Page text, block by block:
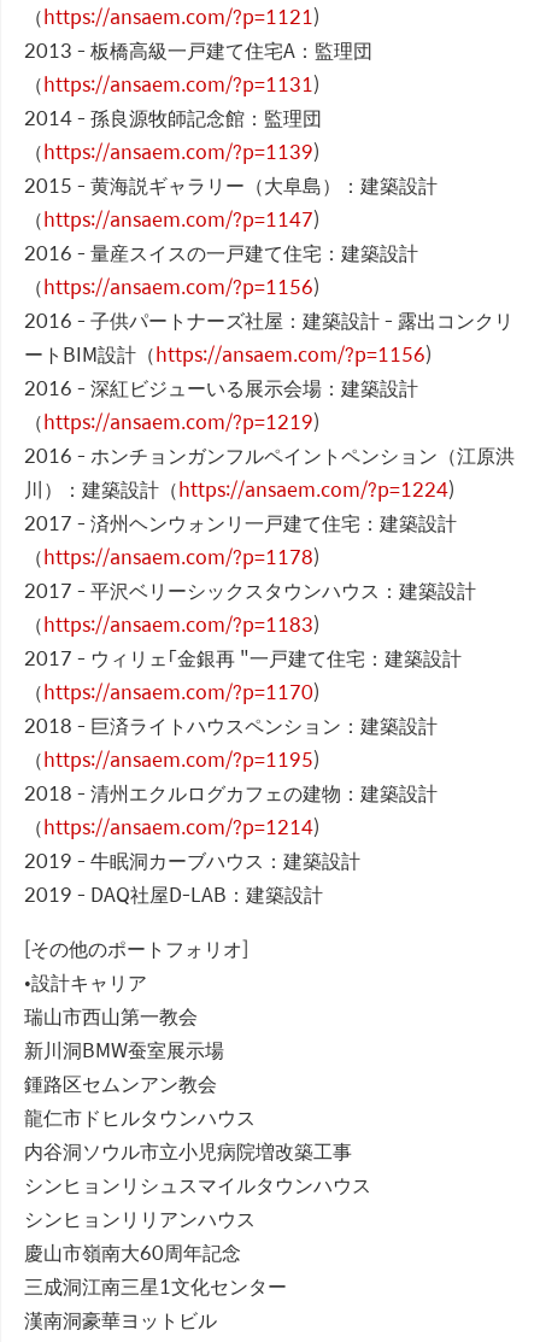
（https://ansaem.com/?p=1121)
2013 - 板橋高級一戸建て住宅A：監理団
（https://ansaem.com/?p=1131)
2014 - 孫良源牧師記念館：監理団
（https://ansaem.com/?p=1139)
2015 - 黄海説ギャラリー（大阜島）：建築設計
（https://ansaem.com/?p=1147)
2016 - 量産スイスの一戸建て住宅：建築設計
（https://ansaem.com/?p=1156)
2016 - 子供パートナーズ社屋：建築設計 - 露出コンクリ
ートBIM設計（https://ansaem.com/?p=1156)
2016 - 深紅ビジューいる展示会場：建築設計
（https://ansaem.com/?p=1219)
2016 - ホンチョンガンフルペイントペンション（江原洪
川）：建築設計（https://ansaem.com/?p=1224)
2017 - 済州ヘンウォンリ一戸建て住宅：建築設計
（https://ansaem.com/?p=1178)
2017 - 平沢ベリーシックスタウンハウス：建築設計
（https://ansaem.com/?p=1183)
2017 - ウィリェ「金銀再 "一戸建て住宅：建築設計
（https://ansaem.com/?p=1170)
2018 - 巨済ライトハウスペンション：建築設計
（https://ansaem.com/?p=1195)
2018 - 清州エクルログカフェの建物：建築設計
（https://ansaem.com/?p=1214)
2019 - 牛眠洞カーブハウス：建築設計
2019 - DAQ社屋D-LAB：建築設計
[その他のポートフォリオ]
•設計キャリア
瑞山市西山第一教会
新川洞BMW蚕室展示場
鍾路区セムンアン教会
龍仁市ドヒルタウンハウス
内谷洞ソウル市立小児病院増改築工事
シンヒョンリシュスマイルタウンハウス
シンヒョンリリアンハウス
慶山市嶺南大60周年記念
三成洞江南三星1文化センター
漢南洞豪華ヨットビル